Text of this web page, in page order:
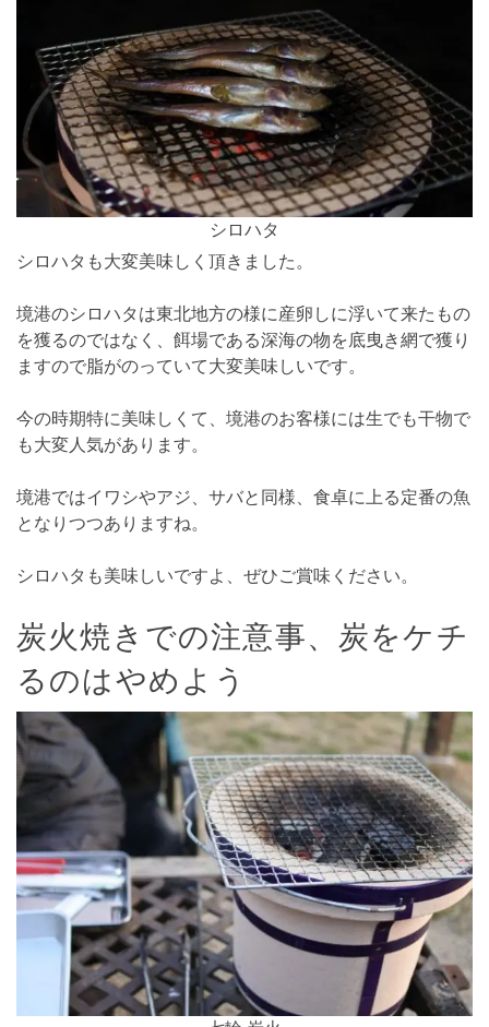
シロハタ
シロハタも大変美味しく頂きました。
境港のシロハタは東北地方の様に産卵しに浮いて来たもの
を獲るのではなく、餌場である深海の物を底曳き網で獲り
ますので脂がのっていて大変美味しいです。
今の時期特に美味しくて、境港のお客様には生でも干物で
も大変人気があります。
境港ではイワシやアジ、サバと同様、食卓に上る定番の魚
となりつつありますね。
シロハタも美味しいですよ、ぜひご賞味ください。
炭火焼きでの注意事、炭をケチ
るのはやめよう